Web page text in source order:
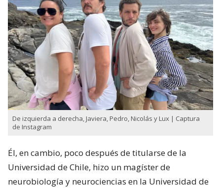
De izquierda a derecha, Javiera, Pedro, Nicolás y Lux | Captura
de Instagram
Él, en cambio, poco después de titularse de la
Universidad de Chile, hizo un magíster de
neurobiología y neurociencias en la Universidad de